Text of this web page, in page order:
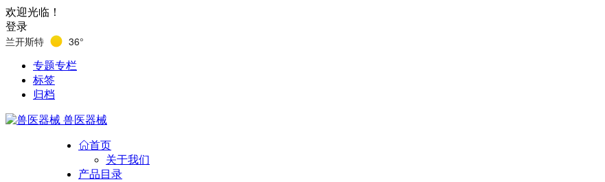
欢迎光临！
登录
兰开斯特 36°
专题专栏
标签
归档
兽医器械
首页
关于我们
产品目录